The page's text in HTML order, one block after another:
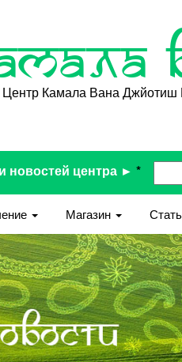
Центр Камала Вана
новостей центра ► *
Магазин